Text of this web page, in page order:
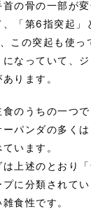
首の骨の一部が
「第6指突起」
この突起も使っ
になっていて、
ります。
食のうちの一つ
パンダの多く
います。
は上述のとおり
に分類されてい
食性です。